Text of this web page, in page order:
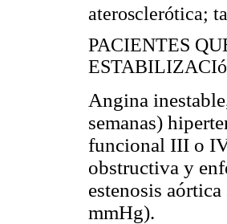
aterosclerótica;
PACIENTES
Angina
semanas)
funcional III o
obstructiva y
estenosis
mmHg).